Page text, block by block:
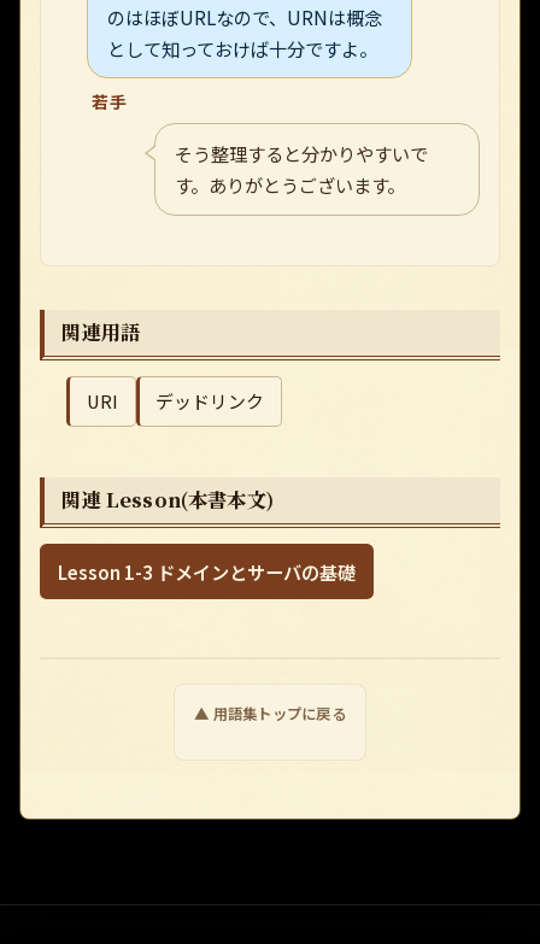
のはほぼURLなので、URNは概念
として知っておけば十分ですよ。
若手
そう整理すると分かりやすいで
す。ありがとうございます。
関連用語
URI デッドリンク
関連 Lesson(本書本文)
Lesson 1-3 ドメインとサーバの基礎
▲ 用語集トップに戻る